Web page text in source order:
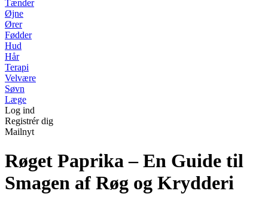
Tænder
Øjne
Ører
Fødder
Hud
Hår
Terapi
Velvære
Søvn
Læge
Log ind
Registrér dig
Mailnyt
Røget Paprika – En Guide til
Smagen af Røg og Krydderi